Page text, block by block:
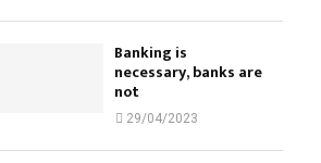
Banking is
necessary, banks are
not
29/04/2023